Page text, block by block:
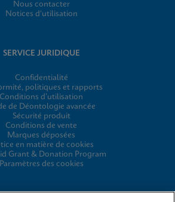
Nous contacter
Notices d'utilisation
SERVICE JURIDIQUE
Confidentialité
politiques et rapports
Conditions d’utilisation
de Déontologie avancée
Sécurité produit
Conditions de vente
Marques déposées
en matière de cookies
Grant & Donation Program
Paramètres des cookies